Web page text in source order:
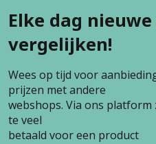
Elke dag
vergelijken!
Wees op tijd voor
prijzen met andere
webshops. Via ons
te veel
betaald voor een product